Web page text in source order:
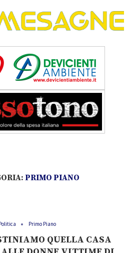
PRIMO PIANO
Primo Piano
QUELLA CASA